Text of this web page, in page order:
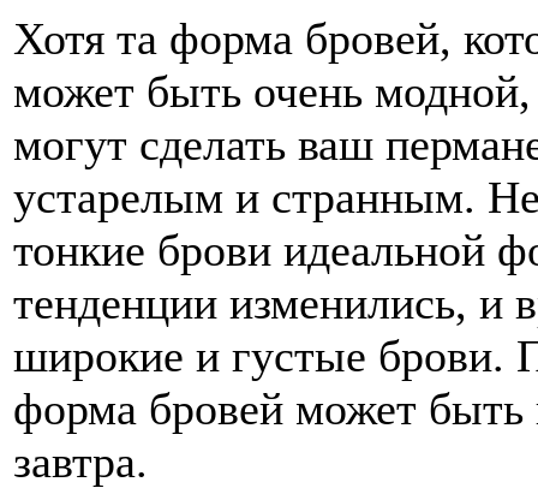
Хотя та форма бровей,
может быть очень
могут сделать ваш
устарелым и странным.
тонкие брови идеальной
тенденции изменились, и
широкие и густые брови.
форма бровей может быть
завтра.